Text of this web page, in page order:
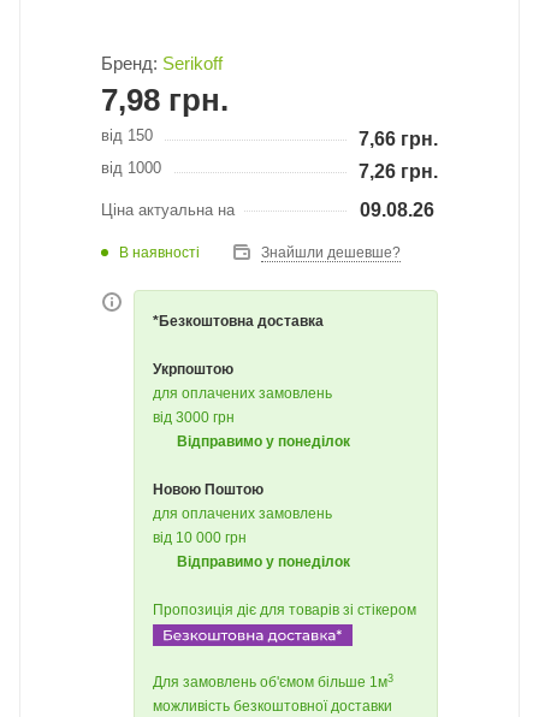
Бренд: Serikoff
7,98 грн.
від 150 7,66 грн.
від 1000 7,26 грн.
Ціна актуальна на 09.08.26
В наявності Знайшли дешевше?
*Безкоштовна доставка
Укрпоштою
для оплачених замовлень
від 3000 грн
Відправимо у понеділок
Новою Поштою
для оплачених замовлень
від 10 000 грн
Відправимо у понеділок
Пропозиція діє для товарів зі стікером
Для замовлень об'ємом більше 1м3
можливість безкоштовної доставки